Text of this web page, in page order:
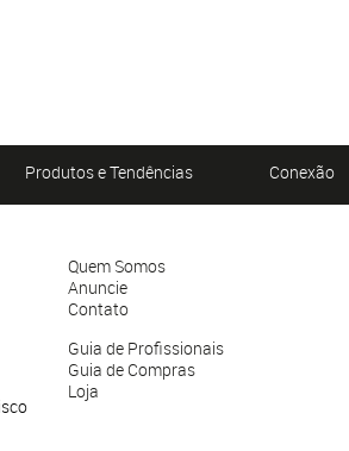
Produtos e Tendências Conexão
Quem Somos
Anuncie
Contato
Guia de Profissionais
Guia de Compras
Loja